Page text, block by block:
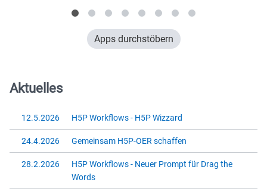
Apps durchstöbern
Aktuelles
12.5.2026 H5P Workflows - H5P Wizzard
24.4.2026 Gemeinsam H5P-OER schaffen
28.2.2026
H5P Workflows - Neuer Prompt für Drag the
Words